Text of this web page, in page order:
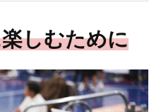
しむために